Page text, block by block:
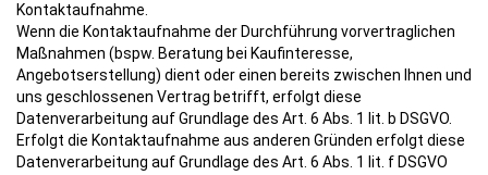
Kontaktaufnahme.
Wenn die Kontaktaufnahme der Durchführung vorvertraglichen
Maßnahmen (bspw. Beratung bei Kaufinteresse,
Angebotserstellung) dient oder einen bereits zwischen Ihnen und
uns geschlossenen Vertrag betrifft, erfolgt diese
Datenverarbeitung auf Grundlage des Art. 6 Abs. 1 lit. b DSGVO.
Erfolgt die Kontaktaufnahme aus anderen Gründen erfolgt diese
Datenverarbeitung auf Grundlage des Art. 6 Abs. 1 lit. f DSGVO